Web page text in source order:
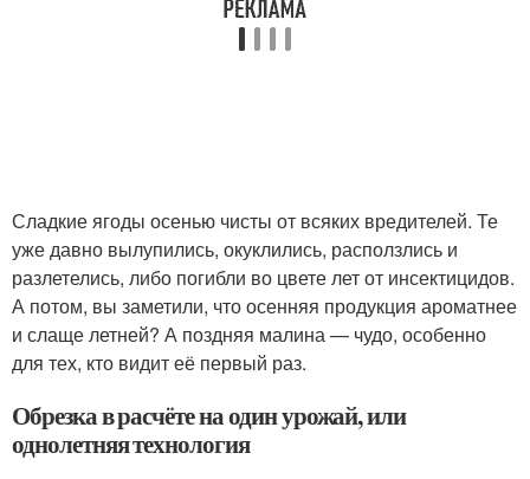
Сладкие ягоды осенью чисты от всяких вредителей. Те
уже давно вылупились, окуклились, расползлись и
разлетелись, либо погибли во цвете лет от инсектицидов.
А потом, вы заметили, что осенняя продукция ароматнее
и слаще летней? А поздняя малина — чудо, особенно
для тех, кто видит её первый раз.
Обрезка в расчёте на один урожай, или
однолетняя технология